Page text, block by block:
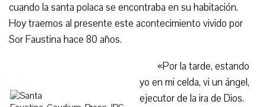
cuando la santa polaca se encontraba en su habitación.
Hoy traemos al presente este acontecimiento vivido por
Sor Faustina hace 80 años.
«Por la tarde, estando
yo en mi celda, vi un ángel,
ejecutor de la ira de Dios.